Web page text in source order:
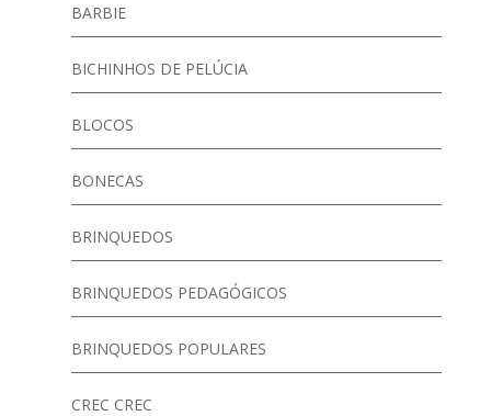
BARBIE
BICHINHOS DE PELÚCIA
BLOCOS
BONECAS
BRINQUEDOS
BRINQUEDOS PEDAGÓGICOS
BRINQUEDOS POPULARES
CREC CREC